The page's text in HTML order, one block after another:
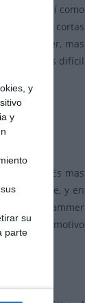
y
y
su
parte
que es así como
que a cortas
de láser, mas
y mas difícil
atrasado. Es mas
la Ultralyte, y en
si un jammer
Por este motivo